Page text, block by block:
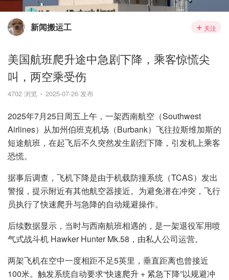
新闻搬运工 关注
美国航班爬升途中急剧下降，乘客惊慌尖
叫，两空乘受伤
4702 浏览 2025-07-26 发布
2025年7月25日周五上午，一架西南航空（Southwest
Airlines）从加州伯班克机场（Burbank）飞往拉斯维加斯的
短途航班，在起飞后不久突然发生剧烈下降，引发机上乘客
恐慌。
据事后调查，飞机下降是由于机载防撞系统（TCAS）发出
警报，提示附近有其他航空器接近。为避免潜在冲突，飞行
员执行了快速爬升与急降的自动规避操作。
后续数据显示，当时与西南航班相遇的，是一架退役军用喷
气式战斗机 Hawker Hunter Mk.58，由私人公司运营。
两架飞机在空中一度相距不足5英里，垂直距离也曾接近
100米。触发系统自动要求“快速爬升 + 紧急下降”以规避冲